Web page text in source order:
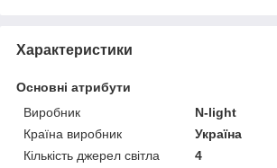
Характеристики
Основні атрибути
Виробник
N-light
Країна виробник
Україна
Кількість джерел світла
4